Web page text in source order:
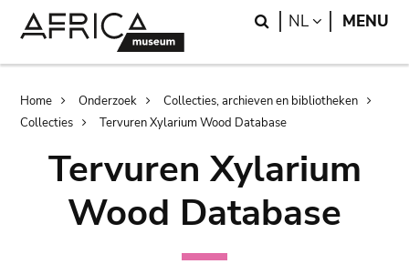
Search
NL LANGUAGE
MENU
Breadcrumb
Home Onderzoek
Collecties, archieven en bibliotheken
Collecties
Tervuren Xylarium Wood Database
Tervuren Xylarium
Wood Database